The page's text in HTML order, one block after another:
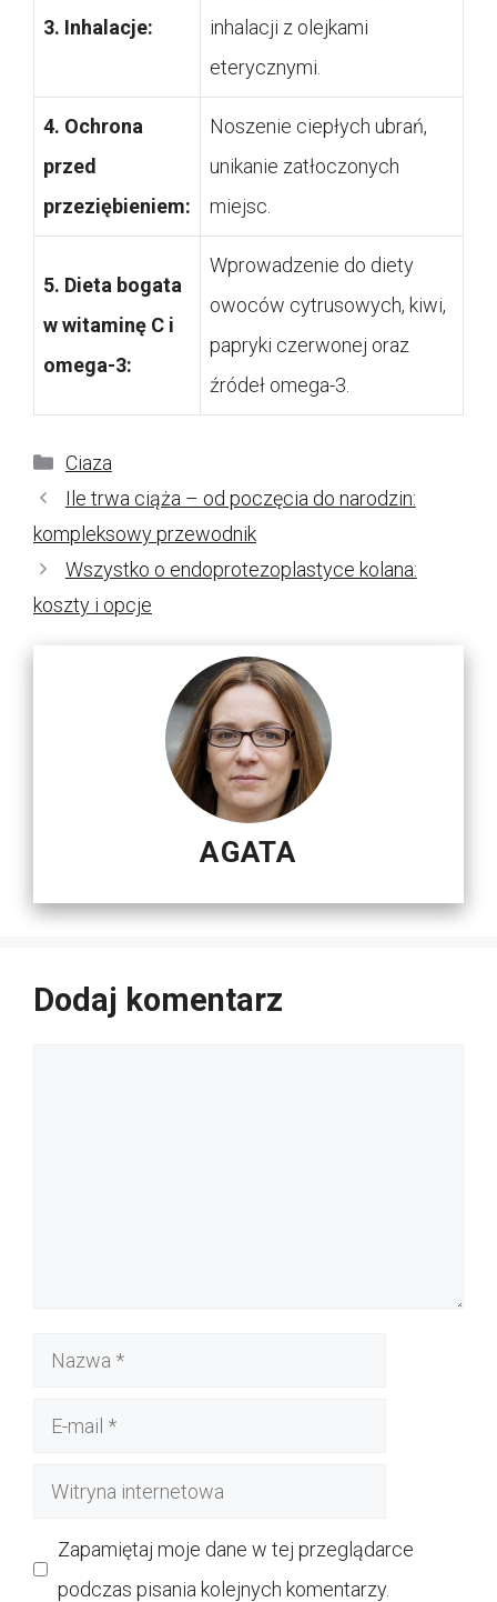
3. Inhalacje:
inhalacji z olejkami
eterycznymi.
4. Ochrona
przed
przeziębieniem:
Noszenie ciepłych ubrań,
unikanie zatłoczonych
miejsc.
5. Dieta bogata
w witaminę C i
omega-3:
Wprowadzenie do diety
owoców cytrusowych, kiwi,
papryki czerwonej oraz
źródeł omega-3.
Kategorie
Ciaza
Ile trwa ciąża – od poczęcia do narodzin:
kompleksowy przewodnik
Wszystko o endoprotezoplastyce kolana:
koszty i opcje
AGATA
Dodaj komentarz
Nazwa
Witryna
Zapamiętaj moje dane w tej przeglądarce
podczas pisania kolejnych komentarzy.